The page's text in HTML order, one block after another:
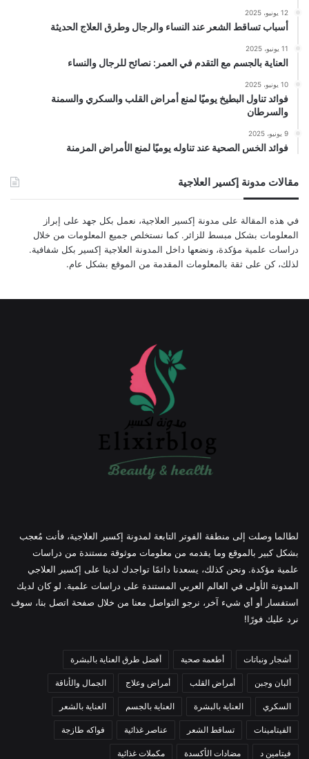
12 يونيو، 2025
أسباب تساقط الشعر عند النساء والرجال وطرق العلاج الحديثة
11 يونيو، 2025
العناية بالجسم مع التقدم في العمر: نصائح للرجال والنساء
10 يونيو، 2025
فوائد تناول البطيخ يوميًا لمنع أمراض القلب والسكري والسمنة
والسرطان
9 يونيو، 2025
فوائد الخس الصحية عند تناوله يوميًا لمنع الأمراض المزمنة
مقالات مدونة إكسير العلاجية
في هذه المقالة على مدونة إكسير العلاجية، نعمل بكل جهد على إبراز
المعلومات بشكل مبسط للزائر. كما نستخلص جميع المعلومات من خلال
دراسات علمية مؤكدة، ونضعها داخل المدونة العلاجية إكسير بكل شفافية.
لذلك، كن على ثقة بالمعلومات المقدمة من الموقع بشكل عام.
لطالما وصلت إلى منطقة الفوتر التابعة لمدونة إكسير العلاجية، فأنت مُعجب
بشكل كبير بالموقع وما يقدمه من معلومات موثوقة مستندة من دراسات
علمية مؤكدة. ونحن كذلك، يسعدنا دائمًا تواجدك لدينا على إكسير العلاجي
المدونة الأولى في العالم العربي المستندة على دراسات علمية. لو كان لديك
استفسار أو أي شيء آخر، نرجو التواصل معنا من خلال صفحة اتصل بنا، سوف
نرد عليك فورًا!
أشجار ونباتات أطعمة صحية أفضل طرق العناية بالبشرة
ألبان وجبن أمراض القلب أمراض وعلاج الجمال والأناقة
السكري العناية بالبشرة العناية بالجسم العناية بالشعر
الفيتامينات تساقط الشعر عناصر غذائية فواكه طازجة
فيتامين د مضادات الأكسدة مكملات غذائية